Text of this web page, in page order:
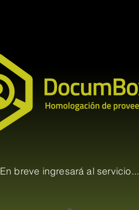
En breve ingresará al servicio...